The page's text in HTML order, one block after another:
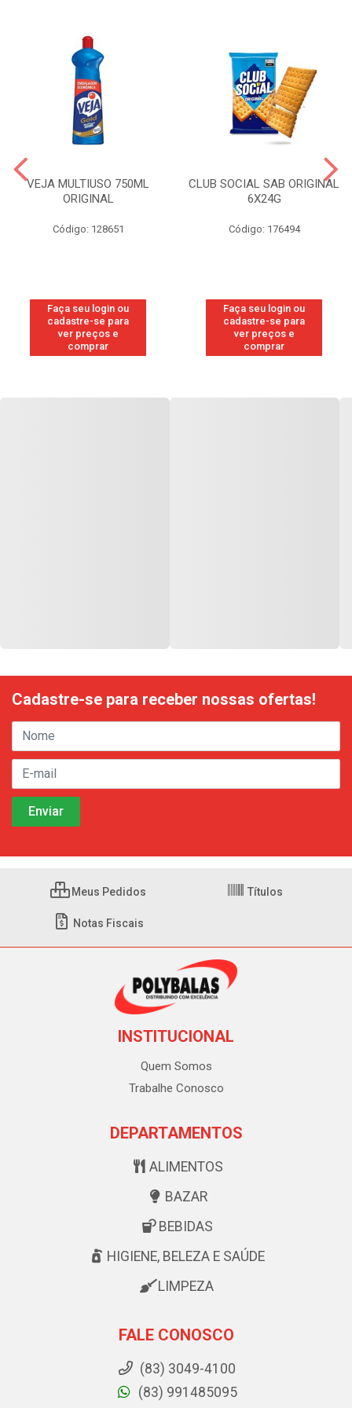
VEJA MULTIUSO 750ML
ORIGINAL
Código: 128651
Faça seu login ou
cadastre-se para
ver preços e
comprar
CLUB SOCIAL SAB ORIGINAL
6X24G
Código: 176494
Faça seu login ou
cadastre-se para
ver preços e
comprar
Cadastre-se para receber nossas ofertas!
Meus Pedidos Títulos
Notas Fiscais
INSTITUCIONAL
Quem Somos
Trabalhe Conosco
DEPARTAMENTOS
ALIMENTOS
BAZAR
BEBIDAS
HIGIENE, BELEZA E SAÚDE
LIMPEZA
FALE CONOSCO
(83) 3049-4100
(83) 991485095